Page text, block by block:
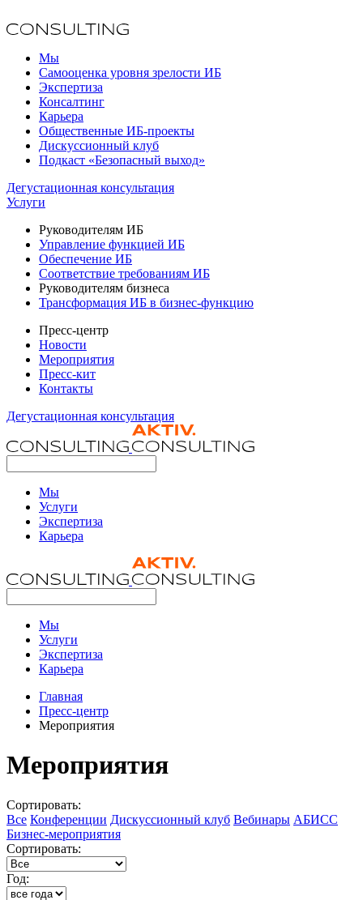
Мы
Самооценка уровня зрелости ИБ
Экспертиза
Консалтинг
Карьера
Общественные ИБ-проекты
Дискуссионный клуб
Подкаст «Безопасный выход»
Дегустационная консультация
Услуги
Руководителям ИБ
Управление функцией ИБ
Обеспечение ИБ
Соответствие требованиям ИБ
Руководителям бизнеса
Трансформация ИБ в бизнес-функцию
Пресс-центр
Новости
Мероприятия
Пресс-кит
Контакты
Дегустационная консультация
Мы
Услуги
Экспертиза
Карьера
Мы
Услуги
Экспертиза
Карьера
Главная
Пресс-центр
Мероприятия
Мероприятия
Сортировать:
Все Конференции Дискуссионный клуб Вебинары АБИСС
Бизнес-мероприятия
Сортировать:
Год: